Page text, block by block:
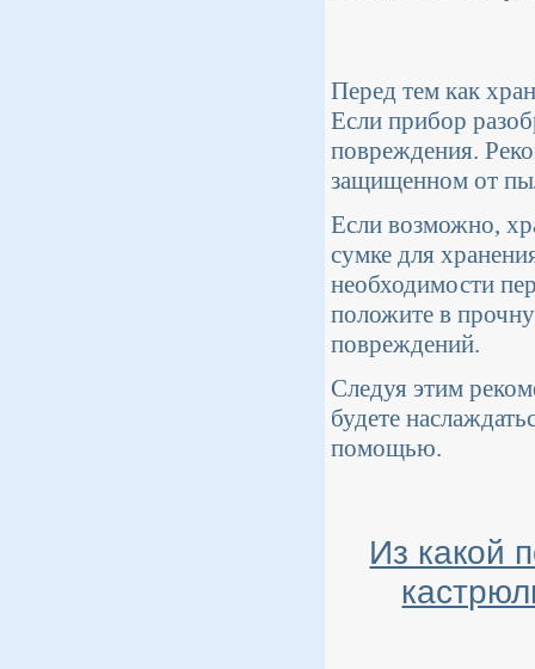
Перед тем как
Если прибор
повреждения.
защищенном от
Если возможно,
сумке для
необходимости
положите в
повреждений.
Следуя этим
будете
помощью.
Из какой